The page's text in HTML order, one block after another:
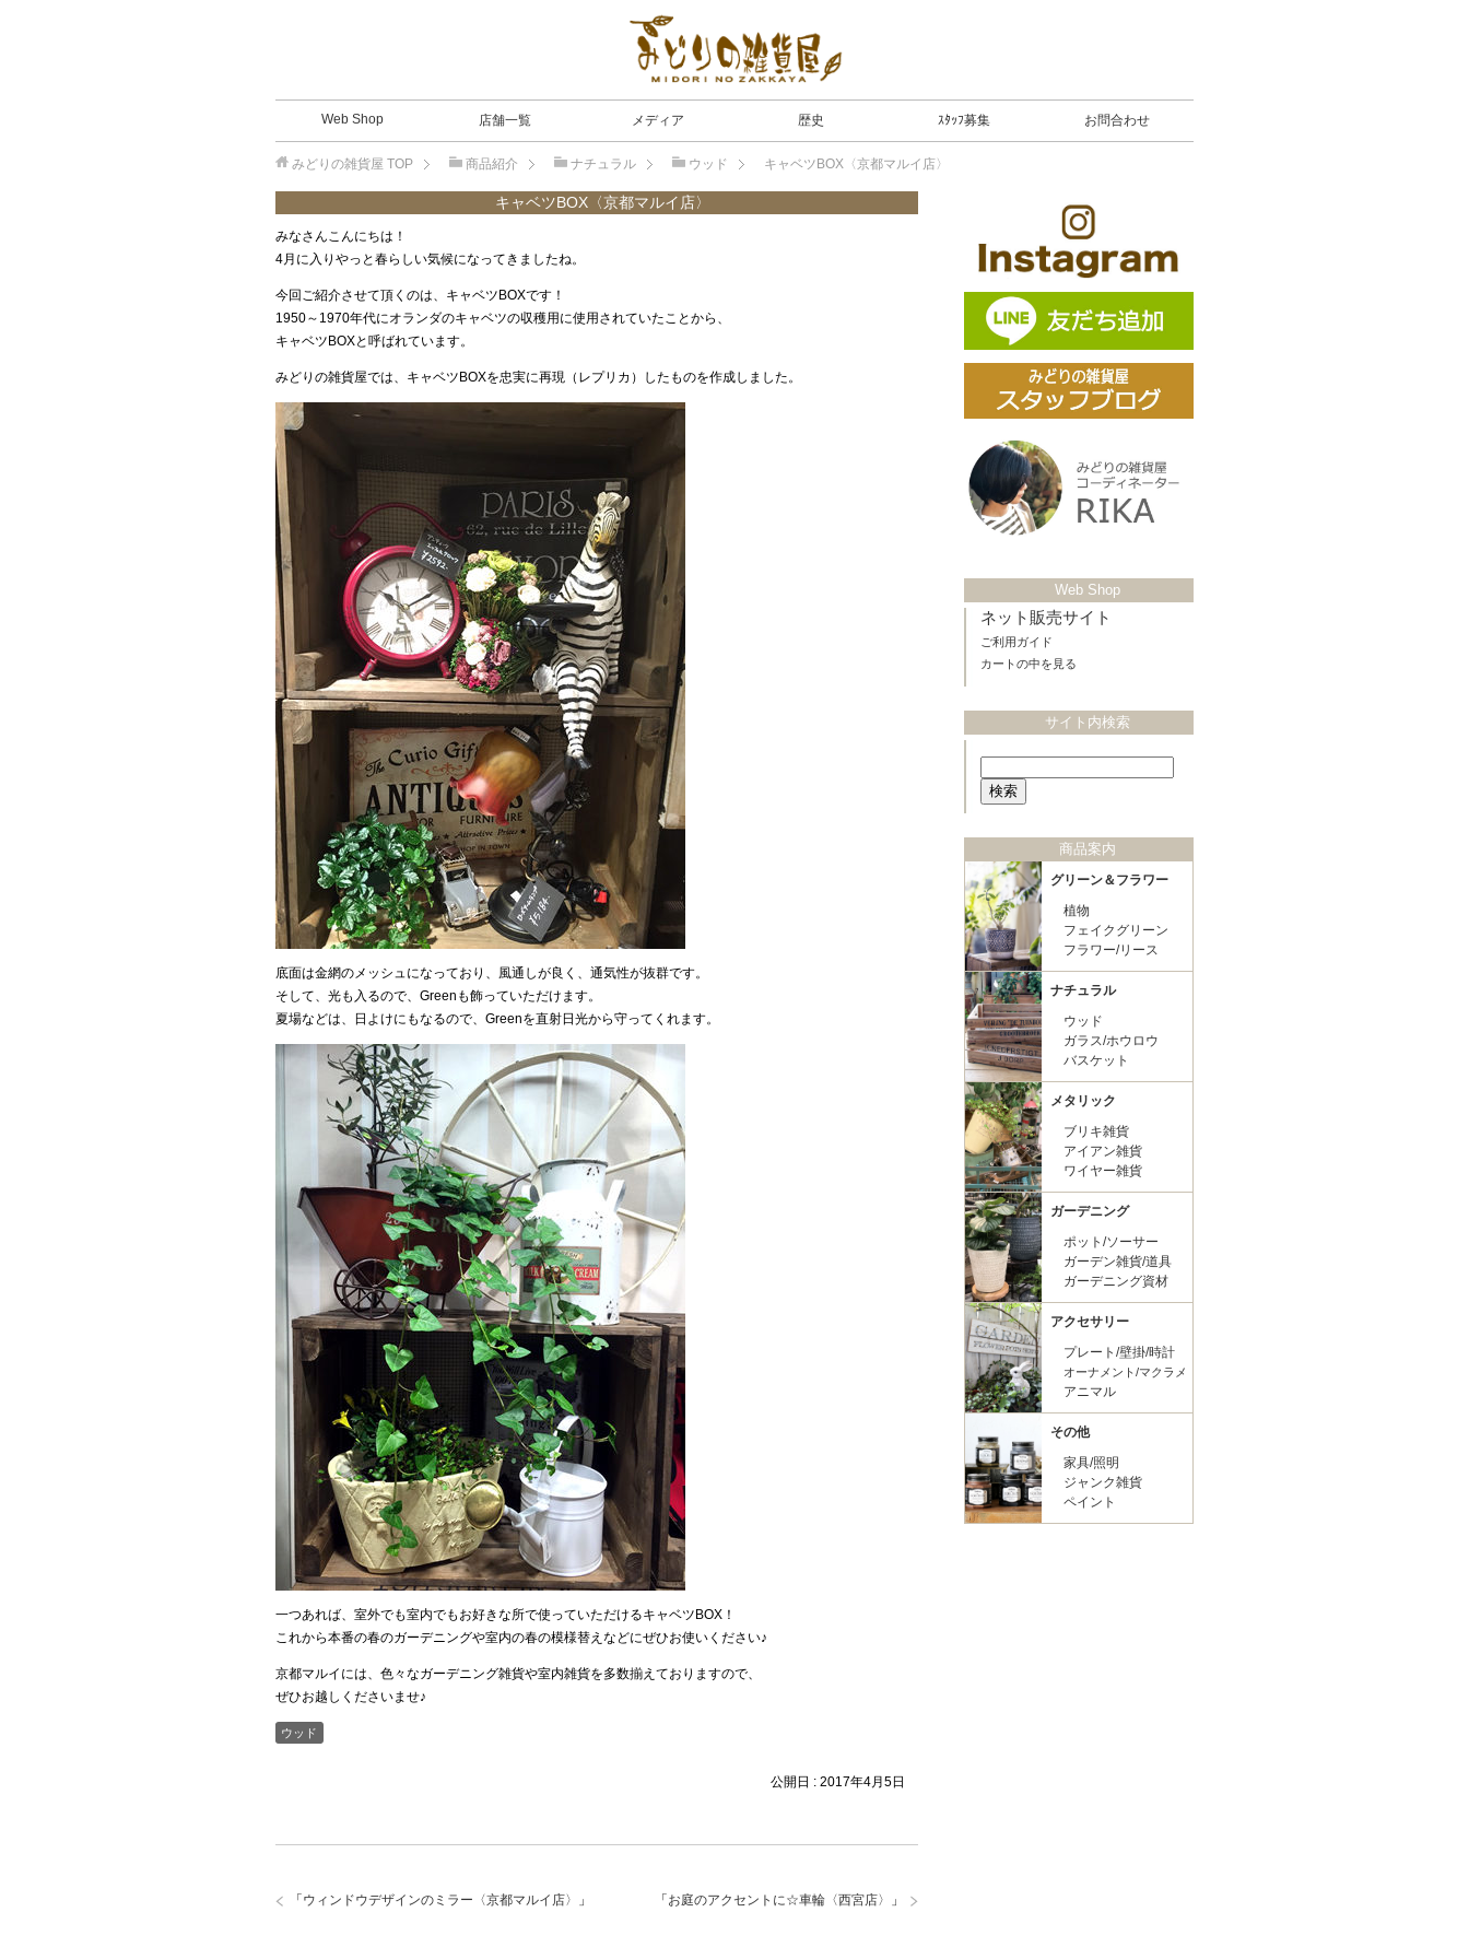
Web Shop 店舗一覧 メディア 歴史 ｽﾀｯﾌ募集 お問合わせ
みどりの雑貨屋 TOP 商品紹介 ナチュラル ウッド キャベツBOX〈京都マルイ店〉
キャベツBOX〈京都マルイ店〉
みなさんこんにちは！
4月に入りやっと春らしい気候になってきましたね。
今回ご紹介させて頂くのは、キャベツBOXです！
1950～1970年代にオランダのキャベツの収穫用に使用されていたことから、
キャベツBOXと呼ばれています。
みどりの雑貨屋では、キャベツBOXを忠実に再現（レプリカ）したものを作成しました。
底面は金網のメッシュになっており、風通しが良く、通気性が抜群です。
そして、光も入るので、Greenも飾っていただけます。
夏場などは、日よけにもなるので、Greenを直射日光から守ってくれます。
一つあれば、室外でも室内でもお好きな所で使っていただけるキャベツBOX！
これから本番の春のガーデニングや室内の春の模様替えなどにぜひお使いください♪
京都マルイには、色々なガーデニング雑貨や室内雑貨を多数揃えておりますので、
ぜひお越しくださいませ♪
ウッド
公開日 : 2017年4月5日
「 お庭のアクセントに☆車輪〈西宮店〉 」
「 ウィンドウデザインのミラー〈京都マルイ店〉 」
Web Shop
ネット販売サイト
ご利用ガイド
カートの中を見る
サイト内検索
商品案内
グリーン＆フラワー
植物
フェイクグリーン
フラワー/リース
ナチュラル
ウッド
ガラス/ホウロウ
バスケット
メタリック
ブリキ雑貨
アイアン雑貨
ワイヤー雑貨
ガーデニング
ポット/ソーサー
ガーデン雑貨/道具
ガーデニング資材
アクセサリー
プレート/壁掛/時計
オーナメント/マクラメ
アニマル
その他
家具/照明
ジャンク雑貨
ペイント